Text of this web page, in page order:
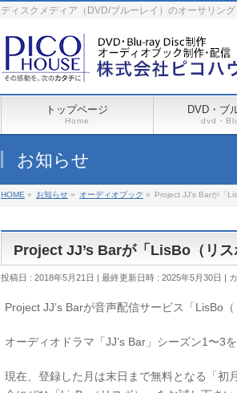
ディスクメディア（DVD/ブルーレイ）のオーサリン
トップページ
Home
DVD・ブ
dvd・
お知らせ
HOME » お知らせ » オーディオブック » Project JJ’s Barが「
Project JJ’s Barが「LisBo（リ
投稿日 : 2018年5月21日 最終更新日時 : 2025年5月30日
Project JJ’s Barが音声配信サービス「LisBo
オーディオドラマ「JJ’s Bar」シーズン1〜3
現在、登録した月は末日まで無料となる「初